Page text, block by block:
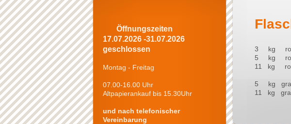
3 kg
5 kg
11 kg
5 kg
11 kg
Öffnungszeiten
17.07.2026 -31.07.2026
geschlossen
Montag - Freitag
07.00-16.00 Uhr
Altpapierankauf bis 15.30Uhr
und nach telefonischer
Vereinbarung